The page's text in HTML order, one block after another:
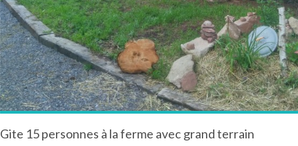
Gite 15 personnes à la ferme avec grand terrain